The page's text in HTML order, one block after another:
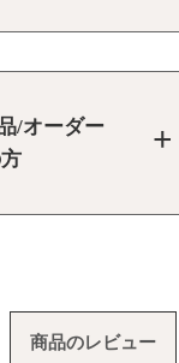
/オーダー
商品のレビュー